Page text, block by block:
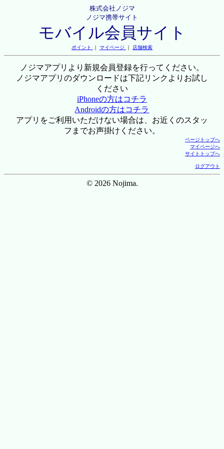
株式会社ノジマ
ノジマ携帯サイト
モバイル会員サイト
ポイント ｜ マイページ ｜ 店舗検索
ノジマアプリより新規会員登録を行ってください。
ノジマアプリのダウンロードは下記リンクよりお試し
ください
iPhoneの方はコチラ
Androidの方はコチラ
アプリをご利用いただけない場合は、お近くのスタッ
フまでお声掛けください。
ページトップへ
マイページへ
サイトトップへ
ログアウト
© 2026 Nojima.